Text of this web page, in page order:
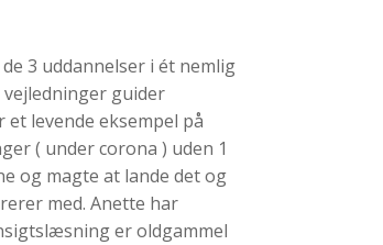
3 uddannelser i ét nemlig
guider
levende eksempel på
( under corona ) uden 1
og magte at lande det og
med. Anette har
er oldgammel